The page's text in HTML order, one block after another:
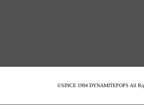
©SINCE 1994 DYNAMITEPOPS All